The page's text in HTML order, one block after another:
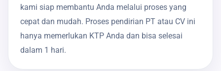
kami siap membantu Anda melalui proses yang
cepat dan mudah. Proses pendirian PT atau CV ini
hanya memerlukan KTP Anda dan bisa selesai
dalam 1 hari.